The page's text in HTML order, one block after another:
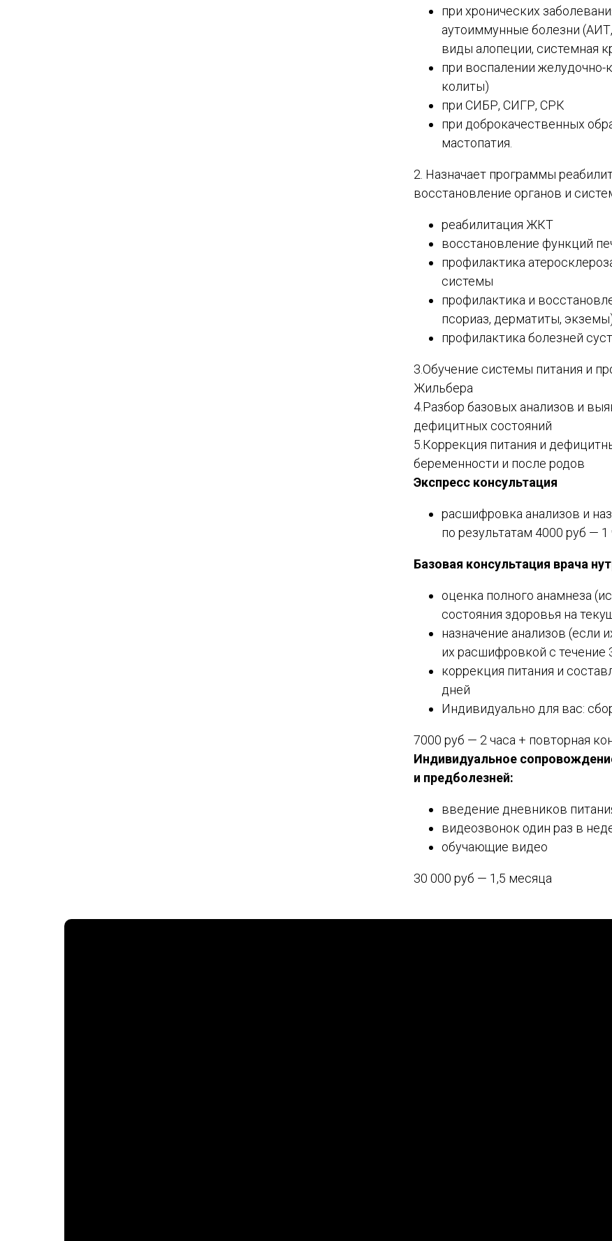
при хронических
аутоиммунные болезни
виды алопеции, системная
при воспалении желудочно-
колиты)
при СИБР, СИГР, СРК
при доброкачественных
мастопатия.
2. Назначает программы
восстановление органов и
реабилитация ЖКТ
восстановление функций
профилактика
системы
профилактика и
псориаз, дерматиты,
профилактика болезней
3.Обучение системы питания и
Жильбера
4.Разбор базовых анализов и
дефицитных состояний
5.Коррекция питания и
беременности и после родов
Экспресс консультация
расшифровка анализов и
по результатам 4000 руб — 1
Базовая консультация врача
оценка полного анамнеза
состояния здоровья на
назначение анализов (если
их расшифровкой с течение
коррекция питания и
дней
Индивидуально для вас:
7000 руб — 2 часа + повторная
Индивидуальное
и предболезней:
введение дневников
видеозвонок один раз в
обучающие видео
30 000 руб — 1,5 месяца